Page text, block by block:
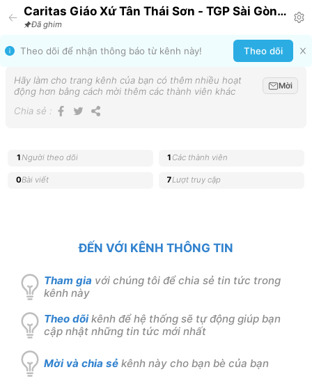
Caritas Giáo Xứ Tân Thái Sơn - TGP Sài Gòn
Announcement
Đã ghim
Theo dõi để nhận thông báo từ kênh này! Theo dõi
Hãy làm cho trang kênh của bạn có thêm nhiều hoạt
động hơn bằng cách mời thêm các thành viên khác
Mời
Chia sẻ :
1Người theo dõi 1 Các thành viên
0Bài viết 7Lượt truy cập
ĐẾN VỚI KÊNH THÔNG TIN
Tham gia với chúng tôi để chia sẻ tin tức trong
kênh này
Theo dõi kênh để hệ thống sẽ tự động giúp bạn
cập nhật những tin tức mới nhất
Mời và chia sẻ kênh này cho bạn bè của bạn